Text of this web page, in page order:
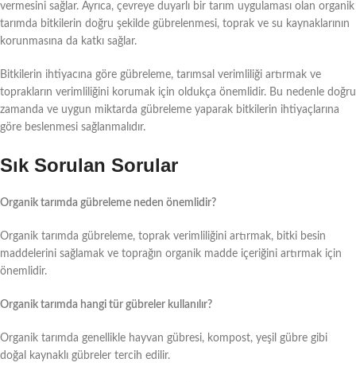
vermesini sağlar. Ayrıca, çevreye duyarlı bir tarım uygulaması olan organik
tarımda bitkilerin doğru şekilde gübrelenmesi, toprak ve su kaynaklarının
korunmasına da katkı sağlar.
Bitkilerin ihtiyacına göre gübreleme, tarımsal verimliliği artırmak ve
toprakların verimliliğini korumak için oldukça önemlidir. Bu nedenle doğru
zamanda ve uygun miktarda gübreleme yaparak bitkilerin ihtiyaçlarına
göre beslenmesi sağlanmalıdır.
Sık Sorulan Sorular
Organik tarımda gübreleme neden önemlidir?
Organik tarımda gübreleme, toprak verimliliğini artırmak, bitki besin
maddelerini sağlamak ve toprağın organik madde içeriğini artırmak için
önemlidir.
Organik tarımda hangi tür gübreler kullanılır?
Organik tarımda genellikle hayvan gübresi, kompost, yeşil gübre gibi
doğal kaynaklı gübreler tercih edilir.